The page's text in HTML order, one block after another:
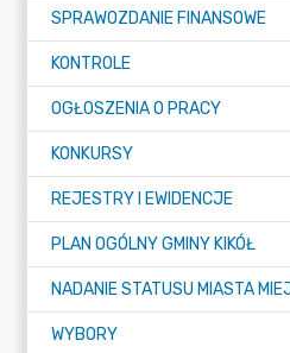
SPRAWOZDANIE FINANSOWE
KONTROLE
OGŁOSZENIA O PRACY
KONKURSY
REJESTRY I EWIDENCJE
PLAN OGÓLNY GMINY KIKÓŁ
WYBORY